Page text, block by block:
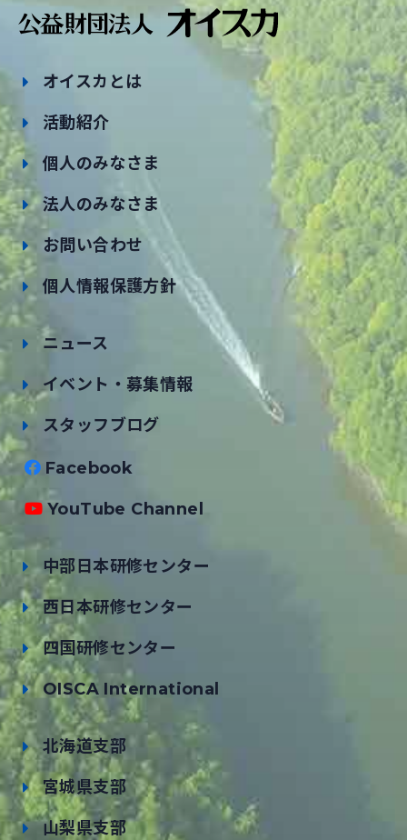
オイスカとは
活動紹介
個人のみなさま
法人のみなさま
お問い合わせ
個人情報保護方針
ニュース
イベント・募集情報
スタッフブログ
Facebook
YouTube Channel
中部日本研修センター
西日本研修センター
四国研修センター
OISCA International
北海道支部
宮城県支部
山梨県支部